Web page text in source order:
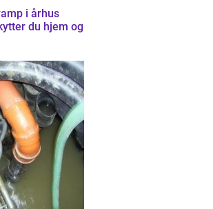
i århus
du hjem og